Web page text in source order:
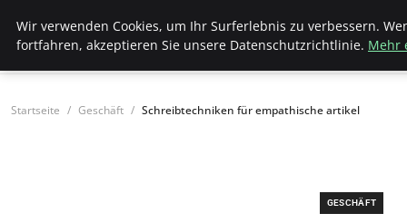
Bistro Grammophon
Startseite Geschäft Schreibtechniken für empathische artikel
GESCHÄFT
Wir verwenden Cookies, um Ihr Surferlebnis zu verbessern.
fortfahren, akzeptieren Sie unsere Datenschutzrichtlinie. Mehr